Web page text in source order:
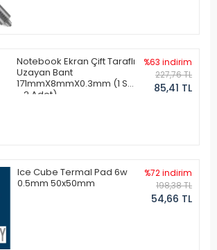
Notebook Ekran Çift Taraflı
Uzayan Bant
171mmX8mmX0.3mm (1 Set
- 2 Adet)
%63 indirim
227,76 TL
85,41 TL
Ice Cube Termal Pad 6w
0.5mm 50x50mm
%72 indirim
198,38 TL
54,66 TL